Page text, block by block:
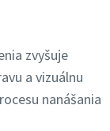
zvyšuje
a vizuálnu
nanášania